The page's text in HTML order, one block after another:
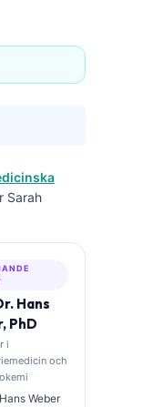
Sarah
Hans
PhD
i
och
Weber